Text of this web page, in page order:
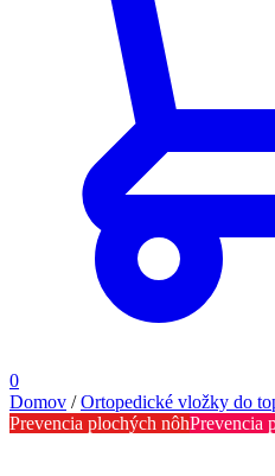
0
Domov /Ortopedické vložky do
Prevencia plochých nôhPrevencia